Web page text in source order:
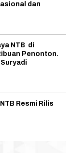
dan
NTB di
Penonton.
Resmi Rilis